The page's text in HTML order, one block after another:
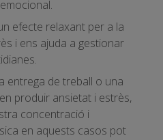
efecte relaxant per a la
i ens ajuda a gestionar
entrega de treball o una
produir ansietat i estrès,
concentració i
en aquests casos pot